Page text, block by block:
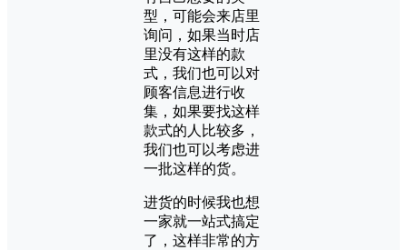
型，可能会来店里
询问，如果当时店
里没有这样的款
式，我们也可以对
顾客信息进行收
集，如果要找这样
款式的人比较多，
我们也可以考虑进
一批这样的货。
进货的时候我也想
一家就一站式搞定
了，这样非常的方